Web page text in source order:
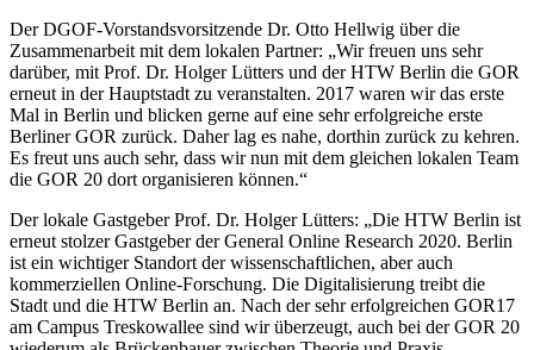
Der DGOF-Vorstandsvorsitzende Dr. Otto Hellwig über die
Zusammenarbeit mit dem lokalen Partner: „Wir freuen uns sehr
darüber, mit Prof. Dr. Holger Lütters und der HTW Berlin die GOR
erneut in der Hauptstadt zu veranstalten. 2017 waren wir das erste
Mal in Berlin und blicken gerne auf eine sehr erfolgreiche erste
Berliner GOR zurück. Daher lag es nahe, dorthin zurück zu kehren.
Es freut uns auch sehr, dass wir nun mit dem gleichen lokalen Team
die GOR 20 dort organisieren können.“
Der lokale Gastgeber Prof. Dr. Holger Lütters: „Die HTW Berlin ist
erneut stolzer Gastgeber der General Online Research 2020. Berlin
ist ein wichtiger Standort der wissenschaftlichen, aber auch
kommerziellen Online-Forschung. Die Digitalisierung treibt die
Stadt und die HTW Berlin an. Nach der sehr erfolgreichen GOR17
am Campus Treskowallee sind wir überzeugt, auch bei der GOR 20